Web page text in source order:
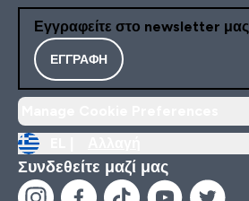
Εγγραφείτε στο newsletter μας
ΕΓΓΡΑΦΉ
Συνδεθείτε μαζί μας